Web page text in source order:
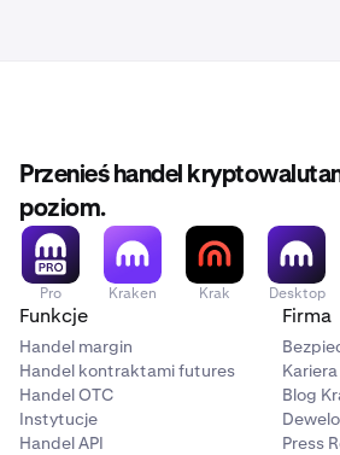
Przenieś handel
poziom.
Pro Kraken Krak Desktop
Funkcje
Handel margin
Handel kontraktami futures
Handel OTC
Instytucje
Handel API
Firma
Blog
Press